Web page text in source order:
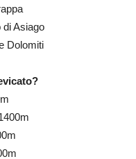
di Asiago
Dolomiti